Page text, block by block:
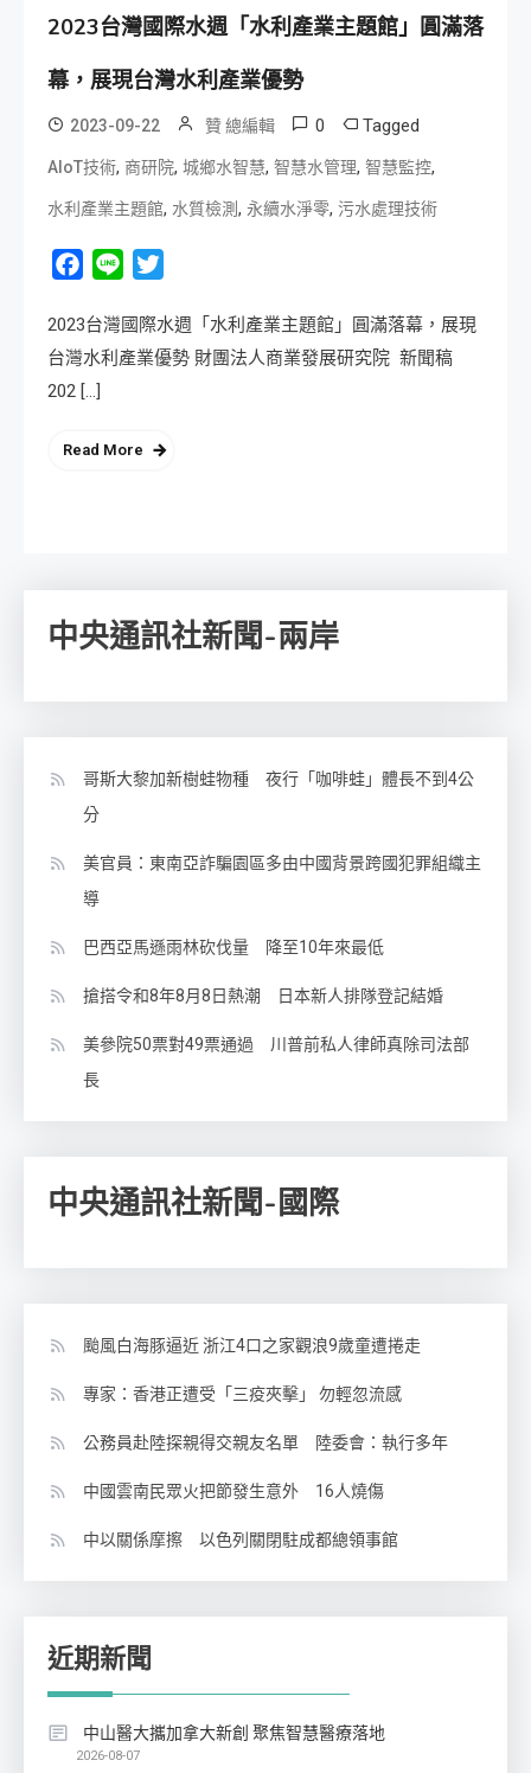
2023台灣國際水週「水利產業主題館」圓滿落
幕，展現台灣水利產業優勢
2023-09-22 贊 總編輯 0 Tagged
AIoT技術, 商研院, 城鄉水智慧, 智慧水管理, 智慧監控,
水利產業主題館, 水質檢測, 永續水淨零, 污水處理技術
Facebook
Line
2023台灣國際水週「水利產業主題館」圓滿落幕，展現
台灣水利產業優勢 財團法人商業發展研究院 新聞稿
202 […]
Read More
中央通訊社新聞-兩岸
哥斯大黎加新樹蛙物種 夜行「咖啡蛙」體長不到4公
分
美官員：東南亞詐騙園區多由中國背景跨國犯罪組織主
導
巴西亞馬遜雨林砍伐量 降至10年來最低
搶搭令和8年8月8日熱潮 日本新人排隊登記結婚
美參院50票對49票通過 川普前私人律師真除司法部
長
中央通訊社新聞-國際
颱風白海豚逼近 浙江4口之家觀浪9歲童遭捲走
專家：香港正遭受「三疫夾擊」 勿輕忽流感
公務員赴陸探親得交親友名單 陸委會：執行多年
中國雲南民眾火把節發生意外 16人燒傷
中以關係摩擦 以色列關閉駐成都總領事館
近期新聞
中山醫大攜加拿大新創 聚焦智慧醫療落地
2026-08-07